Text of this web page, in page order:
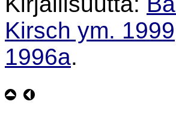
Kirsch ym. 1999
1996a.